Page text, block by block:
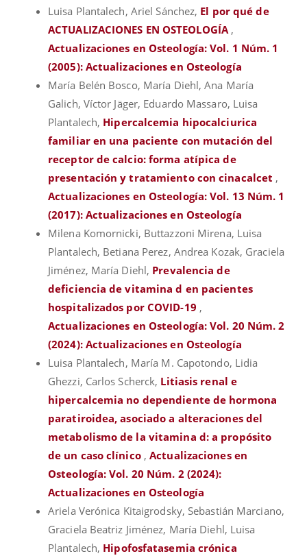
Luisa Plantalech, Ariel Sánchez, El por qué de
ACTUALIZACIONES EN OSTEOLOGÍA ,
Actualizaciones en Osteología: Vol. 1 Núm. 1
(2005): Actualizaciones en Osteología
María Belén Bosco, María Diehl, Ana María
Galich, Víctor Jäger, Eduardo Massaro, Luisa
Plantalech, Hipercalcemia hipocalciurica
familiar en una paciente con mutación del
receptor de calcio: forma atípica de
presentación y tratamiento con cinacalcet ,
Actualizaciones en Osteología: Vol. 13 Núm. 1
(2017): Actualizaciones en Osteología
Milena Komornicki, Buttazzoni Mirena, Luisa
Plantalech, Betiana Perez, Andrea Kozak, Graciela
Jiménez, María Diehl, Prevalencia de
deficiencia de vitamina d en pacientes
hospitalizados por COVID-19 ,
Actualizaciones en Osteología: Vol. 20 Núm. 2
(2024): Actualizaciones en Osteología
Luisa Plantalech, María M. Capotondo, Lidia
Ghezzi, Carlos Scherck, Litiasis renal e
hipercalcemia no dependiente de hormona
paratiroidea, asociado a alteraciones del
metabolismo de la vitamina d: a propósito
de un caso clínico ,Actualizaciones en
Osteología: Vol. 20 Núm. 2 (2024):
Actualizaciones en Osteología
Ariela Verónica Kitaigrodsky, Sebastián Marciano,
Graciela Beatriz Jiménez, María Diehl, Luisa
Plantalech, Hipofosfatasemia crónica